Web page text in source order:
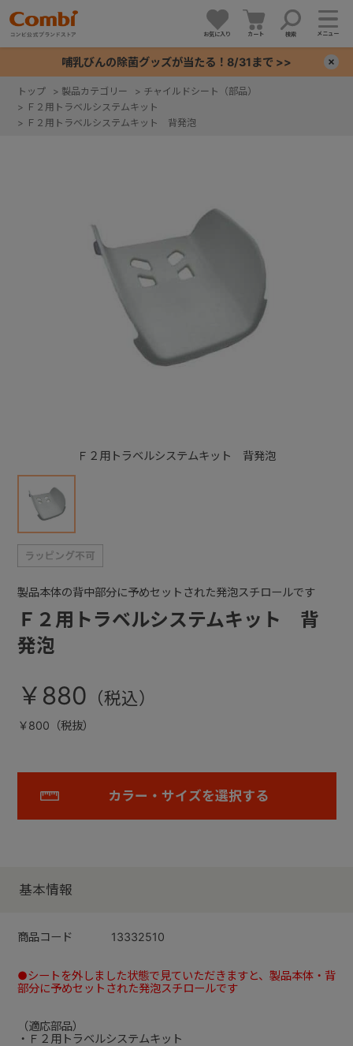
お気に入り カート 検索 メニュー
哺乳びんの除菌グッズが当たる！8/31まで >>
トップ > 製品カテゴリー > チャイルドシート（部品）
> Ｆ２用トラベルシステムキット
> Ｆ２用トラベルシステムキット 背発泡
Ｆ２用トラベルシステムキット 背発泡
Ｆ２用トラベルシステムキット 背
発泡
製品本体の背中部分に予めセットされた発泡スチロールです
￥880
￥800（税抜）
カラー・サイズを選択する
基本情報
商品コード 13332510
●シートを外しました状態で見ていただきますと、製品本体・背
部分に予めセットされた発泡スチロールです
（適応部品）
・Ｆ２用トラベルシステムキット